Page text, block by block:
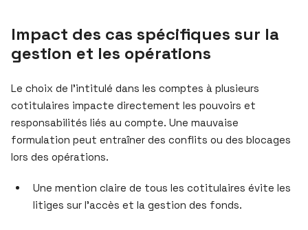
Impact des cas spécifiques sur la
gestion et les opérations
Le choix de l’intitulé dans les comptes à plusieurs
cotitulaires impacte directement les pouvoirs et
responsabilités liés au compte. Une mauvaise
formulation peut entraîner des conflits ou des blocages
lors des opérations.
Une mention claire de tous les cotitulaires évite les
litiges sur l’accès et la gestion des fonds.